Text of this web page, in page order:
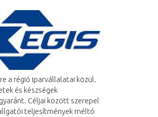
a régió iparvállalatai közül.
és készségek
Céljai között szerepel
teljesítmények méltó